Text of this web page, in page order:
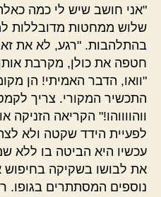
"אני חושב שיש לי כמה
שלוש ממחטות מדובללות
בהתלהבות. "רגע, לא את
חטפה את כולן, מקרבת
"וואו, הדבר האמיתי! הן
התכשיר המקורי. צריך
ווהווווהו!" הקריאה הזניקה
לפעיית הידד שקטה ולא
עכשיו היא הביטה בו ללא
את לבושו בשקיקה בחיפוש
נוספים המסתתרים בגופו.